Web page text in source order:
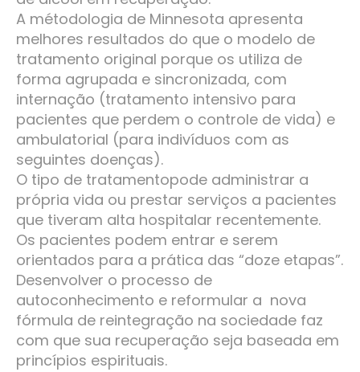
A métodologia de Minnesota apresenta
melhores resultados do que o modelo de
tratamento original porque os utiliza de
forma agrupada e sincronizada, com
internação (tratamento intensivo para
pacientes que perdem o controle de vida) e
ambulatorial (para indivíduos com as
seguintes doenças).
O tipo de tratamentopode administrar a
própria vida ou prestar serviços a pacientes
que tiveram alta hospitalar recentemente.
Os pacientes podem entrar e serem
orientados para a prática das “doze etapas”.
Desenvolver o processo de
autoconhecimento e reformular a nova
fórmula de reintegração na sociedade faz
com que sua recuperação seja baseada em
princípios espirituais.